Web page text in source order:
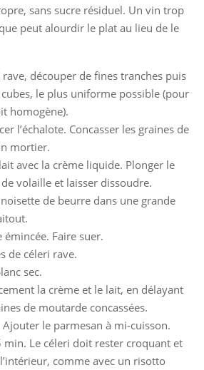
sans sucre résiduel. Un vin trop
peut alourdir le plat au lieu de le
découper de fines tranches puis
le plus uniforme possible (pour
homogène).
l’échalote. Concasser les graines de
mortier.
avec la crème liquide. Plonger le
volaille et laisser dissoudre.
de beurre dans une grande
émincée. Faire suer.
de céleri rave.
sec.
la crème et le lait, en délayant
de moutarde concassées.
le parmesan à mi-cuisson.
min. Le céleri doit rester croquant et
comme avec un risotto